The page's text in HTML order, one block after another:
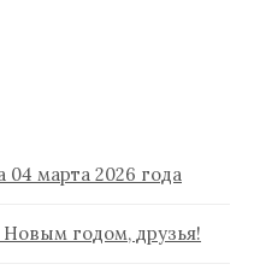
04 марта 2026 года
годом, друзья!